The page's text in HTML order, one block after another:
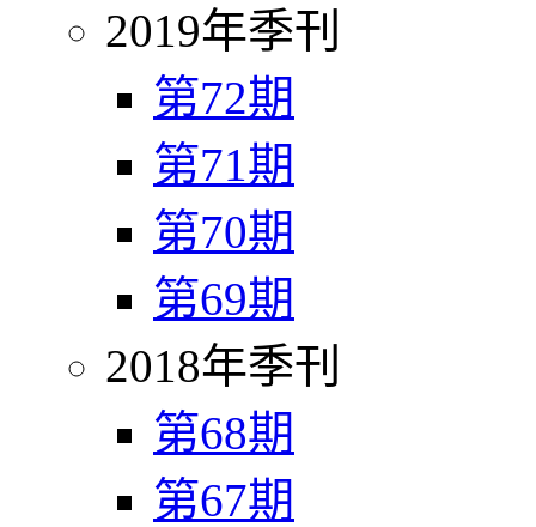
2019年季刊
第72期
第71期
第70期
第69期
2018年季刊
第68期
第67期